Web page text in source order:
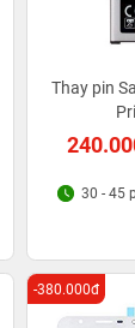
Thay pin
30 - 45
-380.000đ